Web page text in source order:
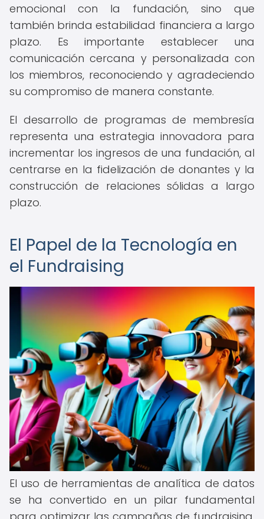
emocional con la fundación, sino que
también brinda estabilidad financiera a largo
plazo. Es importante establecer una
comunicación cercana y personalizada con
los miembros, reconociendo y agradeciendo
su compromiso de manera constante.
El desarrollo de programas de membresía
representa una estrategia innovadora para
incrementar los ingresos de una fundación, al
centrarse en la fidelización de donantes y la
construcción de relaciones sólidas a largo
plazo.
El Papel de la Tecnología en
el Fundraising
El uso de herramientas de analítica de datos
se ha convertido en un pilar fundamental